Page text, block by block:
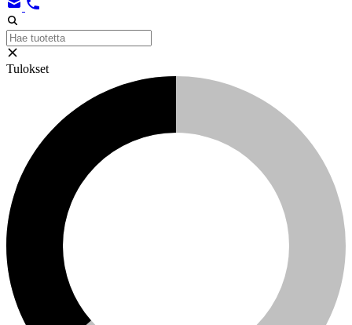
Tulokset